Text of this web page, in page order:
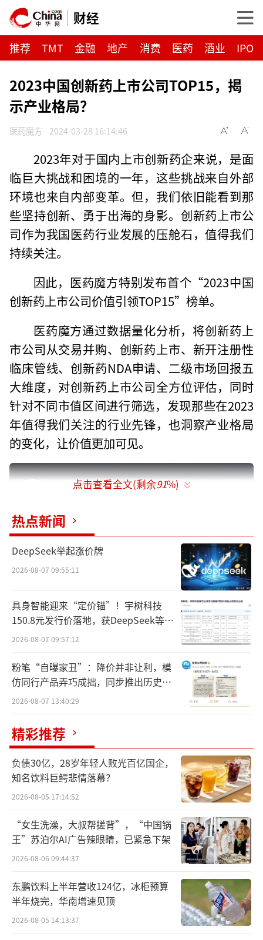
财经
推荐 TMT 金融 地产 消费 医药 酒业 IPO
2023中国创新药上市公司TOP15，揭
示产业格局？
医药魔方 2024-03-28 16:14:46
2023年对于国内上市创新药企来说，是面
临巨大挑战和困境的一年，这些挑战来自外部
环境也来自内部变革。但，我们依旧能看到那
些坚持创新、勇于出海的身影。创新药上市公
司作为我国医药行业发展的压舱石，值得我们
持续关注。
因此，医药魔方特别发布首个“2023中国
创新药上市公司价值引领TOP15”榜单。
医药魔方通过数据量化分析，将创新药上
市公司从交易并购、创新药上市、新开注册性
临床管线、创新药NDA申请、二级市场回报五
大维度，对创新药上市公司全方位评估，同时
针对不同市值区间进行筛选，发现那些在2023
年值得我们关注的行业先锋，也洞察产业格局
的变化，让价值更加可见。
Big pharma顶“半边天”，Biopharma
点击查看全文(剩余91%)
热点新闻
DeepSeek举起涨价牌
2026-08-07 09:55:11
具身智能迎来“定价锚”！宇树科技
150.8元发行价落地，获DeepSeek等豪
华战配加持
2026-08-07 09:57:12
粉笔“自曝家丑”：降价并非让利，模
仿同行产品弄巧成拙，同步推出历史学
员退费方案
2026-08-07 13:40:29
精彩推荐
负债30亿，28岁年轻人败光百亿国企，
知名饮料巨鳄悲情落幕？
2026-08-05 17:14:52
“女生洗澡，大叔帮搓背”，“中国锅
王”苏泊尔AI广告辣眼睛，已紧急下架
2026-08-06 09:44:37
东鹏饮料上半年营收124亿，冰柜预算
半年烧完，华南增速见顶
2026-08-05 14:13:37